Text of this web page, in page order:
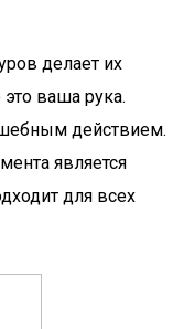
делает их
ваша рука.
действием.
является
для всех